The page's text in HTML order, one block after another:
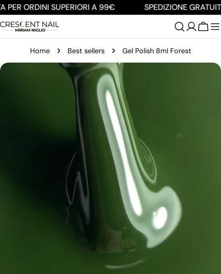
Salta
contenuto
PER ORDINI SUPERIORI A 99€ SPEDIZIONE
Home Best sellers Gel Polish 8ml Forest
Passa
supporto 0 in modalità modale